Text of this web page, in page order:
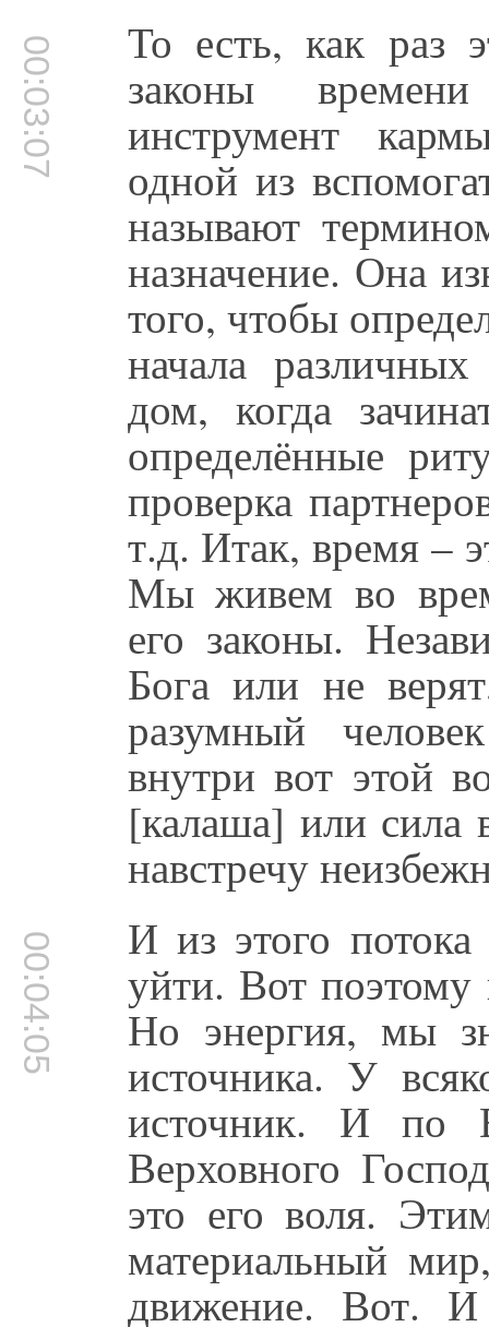
00:03:07 То есть, как раз
законы
инструмент
одной из
называют
назначение. Она
того, чтобы
начала
дом, когда
определённые
проверка
т.д. Итак, время –
Мы живем во
его законы.
Бога или не
разумный
внутри вот этой
[калаша] или сила
навстречу
00:04:05 И из этого
уйти. Вот
Но энергия, мы
источника. У
источник. И по
Верховного
это его воля.
материальный
движение. Вот. И